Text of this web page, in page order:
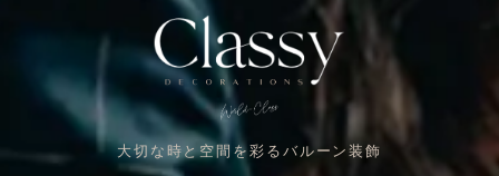
大切な時と空間を彩るバルーン装飾